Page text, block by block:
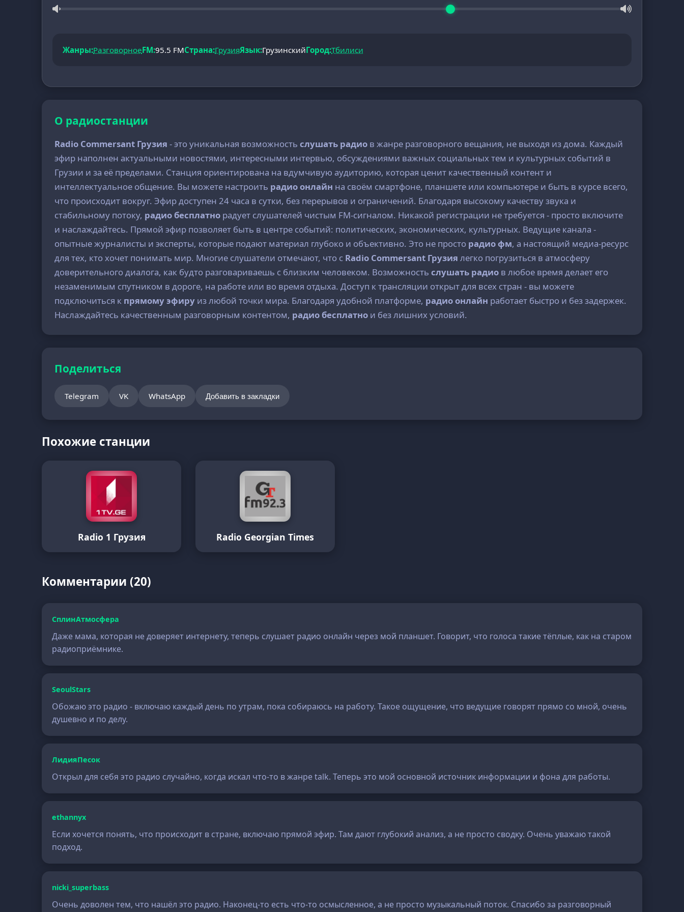
Жанры:РазговорноеFM:95.5 FMСтрана:ГрузияЯзык:ГрузинскийГород:Тбилиси
О радиостанции
Radio Commersant Грузия - это уникальная возможностьслушать радио в жанре разговорного вещания, не выходя из дома. Каждый
эфир наполнен актуальными новостями, интересными интервью, обсуждениями важных социальных тем и культурных событий в
Грузии и за её пределами. Станция ориентирована на вдумчивую аудиторию, которая ценит качественный контент и
интеллектуальное общение. Вы можете настроить радио онлайн на своём смартфоне, планшете или компьютере и быть в курсе всего,
что происходит вокруг. Эфир доступен 24 часа в сутки, без перерывов и ограничений. Благодаря высокому качеству звука и
стабильному потоку, радио бесплатно радует слушателей чистым FM-сигналом. Никакой регистрации не требуется - просто включите
и наслаждайтесь. Прямой эфир позволяет быть в центре событий: политических, экономических, культурных. Ведущие канала -
опытные журналисты и эксперты, которые подают материал глубоко и объективно. Это не просто радио фм, а настоящий медиа-ресурс
для тех, кто хочет понимать мир. Многие слушатели отмечают, что с Radio Commersant Грузия легко погрузиться в атмосферу
доверительного диалога, как будто разговариваешь с близким человеком. Возможностьслушать радио в любое время делает его
незаменимым спутником в дороге, на работе или во время отдыха. Доступ к трансляции открыт для всех стран - вы можете
подключиться к прямому эфиру из любой точки мира. Благодаря удобной платформе, радио онлайн работает быстро и без задержек.
Наслаждайтесь качественным разговорным контентом, радио бесплатно и без лишних условий.
Поделиться
Telegram VK WhatsApp Добавить в закладки
Похожие станции
Radio 1 Грузия Radio Georgian Times
Комментарии (20)
СплинАтмосфера
Даже мама, которая не доверяет интернету, теперь слушает радио онлайн через мой планшет. Говорит, что голоса такие тёплые, как на старом
радиоприёмнике.
SeoulStars
Обожаю это радио - включаю каждый день по утрам, пока собираюсь на работу. Такое ощущение, что ведущие говорят прямо со мной, очень
душевно и по делу.
ЛидияПесок
Открыл для себя это радио случайно, когда искал что-то в жанре talk. Теперь это мой основной источник информации и фона для работы.
ethannyx
Если хочется понять, что происходит в стране, включаю прямой эфир. Там дают глубокий анализ, а не просто сводку. Очень уважаю такой
подход.
nicki_superbass
Очень доволен тем, что нашёл это радио. Наконец-то есть что-то осмысленное, а не просто музыкальный поток. Спасибо за разговорный